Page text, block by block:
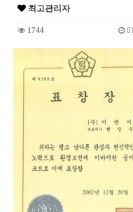
최고관리자
1744